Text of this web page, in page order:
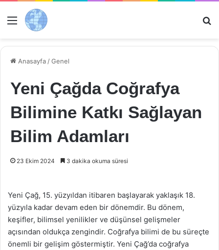
Menü
Anasayfa /Genel
Yeni Çağda Coğrafya
Bilimine Katkı Sağlayan
Bilim Adamları
23 Ekim 2024 3 dakika okuma süresi
Yeni Çağ, 15. yüzyıldan itibaren başlayarak yaklaşık 18.
yüzyıla kadar devam eden bir dönemdir. Bu dönem,
keşifler, bilimsel yenilikler ve düşünsel gelişmeler
açısından oldukça zengindir. Coğrafya bilimi de bu süreçte
önemli bir gelişim göstermiştir. Yeni Çağ’da coğrafya